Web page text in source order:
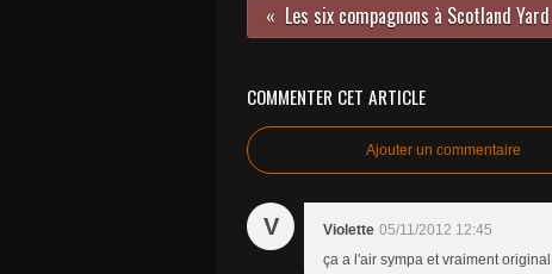
Les six compagnons à Scotland Yard
COMMENTER CET ARTICLE
Ajouter un commentaire
V Violette 05/11/2012 12:45
ça a l'air sympa et vraiment